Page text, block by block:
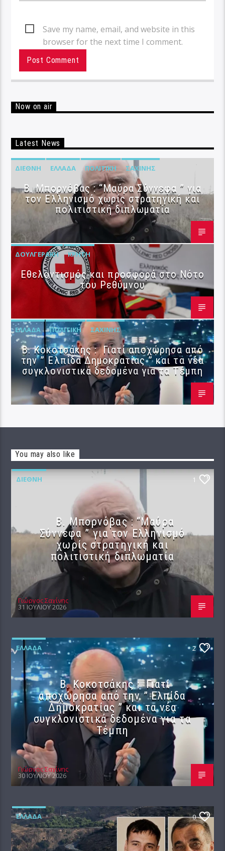
Save my name, email, and website in this
browser for the next time I comment.
Now on air
Latest News
ΔΙΕΘΝΉ ΕΛΛΆΔΑ ΠΟΛΙΤΙΚΉ ΣΑΧΊΝΗΣ
B. Μπορνόβας : “Μαύρα Σύννεφα ” για
τον Ελληνισμό χωρίς στρατηγική και
πολιτιστική διπλωματία
ΔΟΥΛΓΕΡΆΚΗ ΚΡΉΤΗ
Εθελοντισμός και προσφορά στο Νότο
του Ρεθύμνου
ΕΛΛΆΔΑ ΠΟΛΙΤΙΚΉ ΣΑΧΊΝΗΣ
Β. Κοκοτσάκης : Γιατί αποχώρησα από
την ” Ελπίδα Δημοκρατίας ” και τα νέα
συγκλονιστικά δεδομένα για τα Τέμπη
You may also like
ΔΙΕΘΝΉ 1
B. Μπορνόβας : “Μαύρα
Σύννεφα ” για τον Ελληνισμό
χωρίς στρατηγική και
πολιτιστική διπλωματία
Γιώργος Σαχίνης
31 ΙΟΥΛΊΟΥ 2026
ΕΛΛΆΔΑ 2
Β. Κοκοτσάκης : Γιατί
αποχώρησα από την ” Ελπίδα
Δημοκρατίας ” και τα νέα
συγκλονιστικά δεδομένα για τα
Τέμπη
Γιώργος Σαχίνης
30 ΙΟΥΛΊΟΥ 2026
ΕΛΛΆΔΑ 0